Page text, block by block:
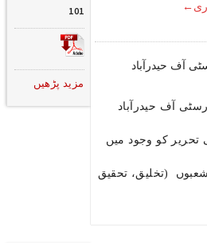
آف حیدرآباد
ورسٹی آف حیدرآباد
کو وجود میں
(تخلیق، تحقیق
101
مزید پڑھیں